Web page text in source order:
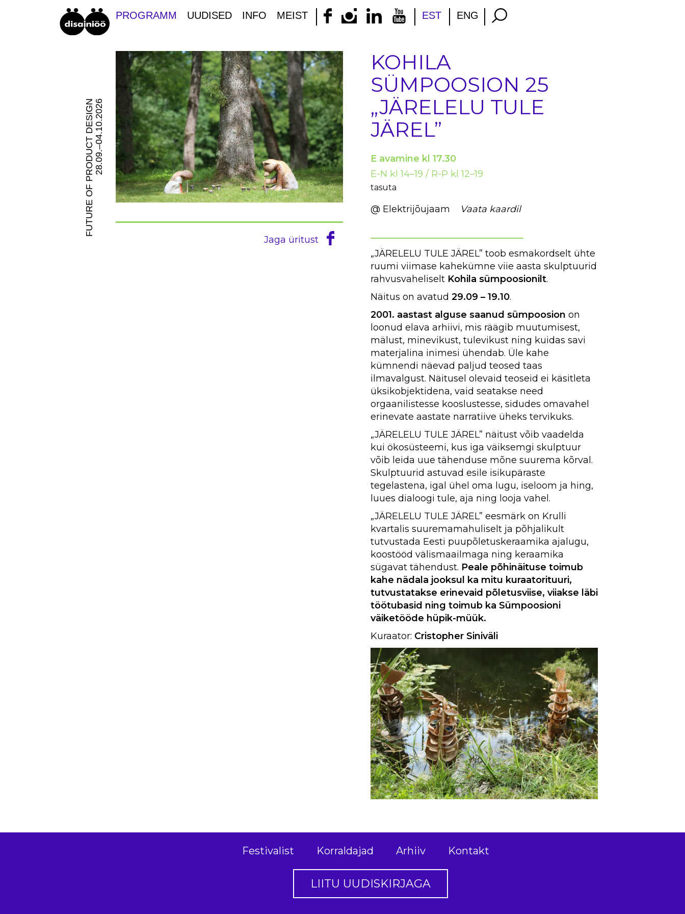
PROGRAMM UUDISED INFO MEIST EST ENG
FUTURE OF PRODUCT DESIGN28.09.–04.10.2026
Jaga üritust
KOHILA
SÜMPOOSION 25
„JÄRELELU TULE
JÄREL”
E avamine kl 17.30
E-N kl 14–19 / R-P kl 12–19
tasuta
@ Elektrijõujaam Vaata kaardil
„JÄRELELU TULE JÄREL” toob esmakordselt ühte
ruumi viimase kahekümne viie aasta skulptuurid
rahvusvaheliselt Kohila sümpoosionilt.
Näitus on avatud 29.09 – 19.10.
2001. aastast alguse saanud sümpoosion on
loonud elava arhiivi, mis räägib muutumisest,
mälust, minevikust, tulevikust ning kuidas savi
materjalina inimesi ühendab. Üle kahe
kümnendi näevad paljud teosed taas
ilmavalgust. Näitusel olevaid teoseid ei käsitleta
üksikobjektidena, vaid seatakse need
orgaanilistesse kooslustesse, sidudes omavahel
erinevate aastate narratiive üheks tervikuks.
„JÄRELELU TULE JÄREL” näitust võib vaadelda
kui ökosüsteemi, kus iga väiksemgi skulptuur
võib leida uue tähenduse mõne suurema kõrval.
Skulptuurid astuvad esile isikupäraste
tegelastena, igal ühel oma lugu, iseloom ja hing,
luues dialoogi tule, aja ning looja vahel.
„JÄRELELU TULE JÄREL” eesmärk on Krulli
kvartalis suuremamahuliselt ja põhjalikult
tutvustada Eesti puupõletuskeraamika ajalugu,
koostööd välismaailmaga ning keraamika
sügavat tähendust. Peale põhinäituse toimub
kahe nädala jooksul ka mitu kuraatorituuri,
tutvustatakse erinevaid põletusviise, viiakse läbi
töötubasid ning toimub ka Sümpoosioni
väiketööde hüpik-müük.
Kuraator: Cristopher Siniväli
Festivalist Korraldajad Arhiiv Kontakt
LIITU UUDISKIRJAGA